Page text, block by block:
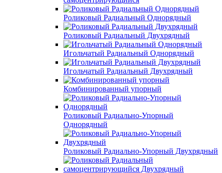
Роликовый Радиальный Однорядный
Роликовый Радиальный Двухрядный
Игольчатый Радиальный Однорядный
Игольчатый Радиальный Двухрядный
Комбинированный упорный
Роликовый Радиально-Упорный
Однорядный
Роликовый Радиально-Упорный Двухрядный